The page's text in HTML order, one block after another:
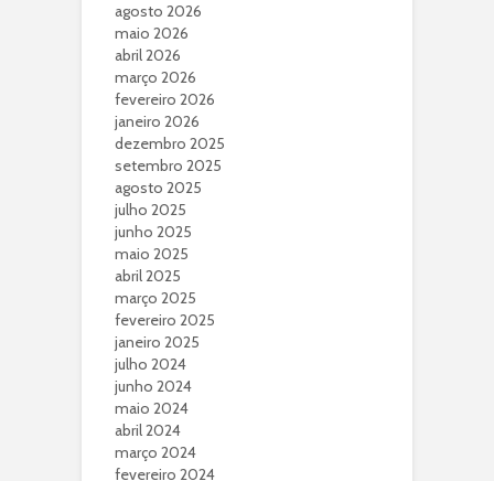
agosto 2026
maio 2026
abril 2026
março 2026
fevereiro 2026
janeiro 2026
dezembro 2025
setembro 2025
agosto 2025
julho 2025
junho 2025
maio 2025
abril 2025
março 2025
fevereiro 2025
janeiro 2025
julho 2024
junho 2024
maio 2024
abril 2024
março 2024
fevereiro 2024